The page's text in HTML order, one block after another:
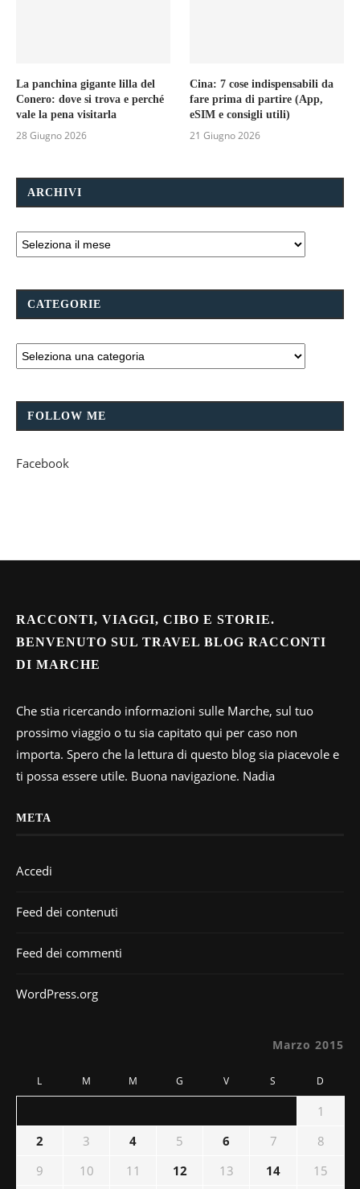
La panchina gigante lilla del
Conero: dove si trova e perché
vale la pena visitarla
28 Giugno 2026
Cina: 7 cose indispensabili da
fare prima di partire (App,
eSIM e consigli utili)
21 Giugno 2026
ARCHIVI
CATEGORIE
FOLLOW ME
Facebook
RACCONTI, VIAGGI, CIBO E STORIE.
BENVENUTO SUL TRAVEL BLOG RACCONTI
DI MARCHE
Che stia ricercando informazioni sulle Marche, sul tuo
prossimo viaggio o tu sia capitato qui per caso non
importa. Spero che la lettura di questo blog sia piacevole e
ti possa essere utile. Buona navigazione. Nadia
META
Accedi
Feed dei contenuti
Feed dei commenti
WordPress.org
Marzo 2015
L M M G V S D
1
2
3 4 5 6 7
8
9
10 11 12 13 14 15